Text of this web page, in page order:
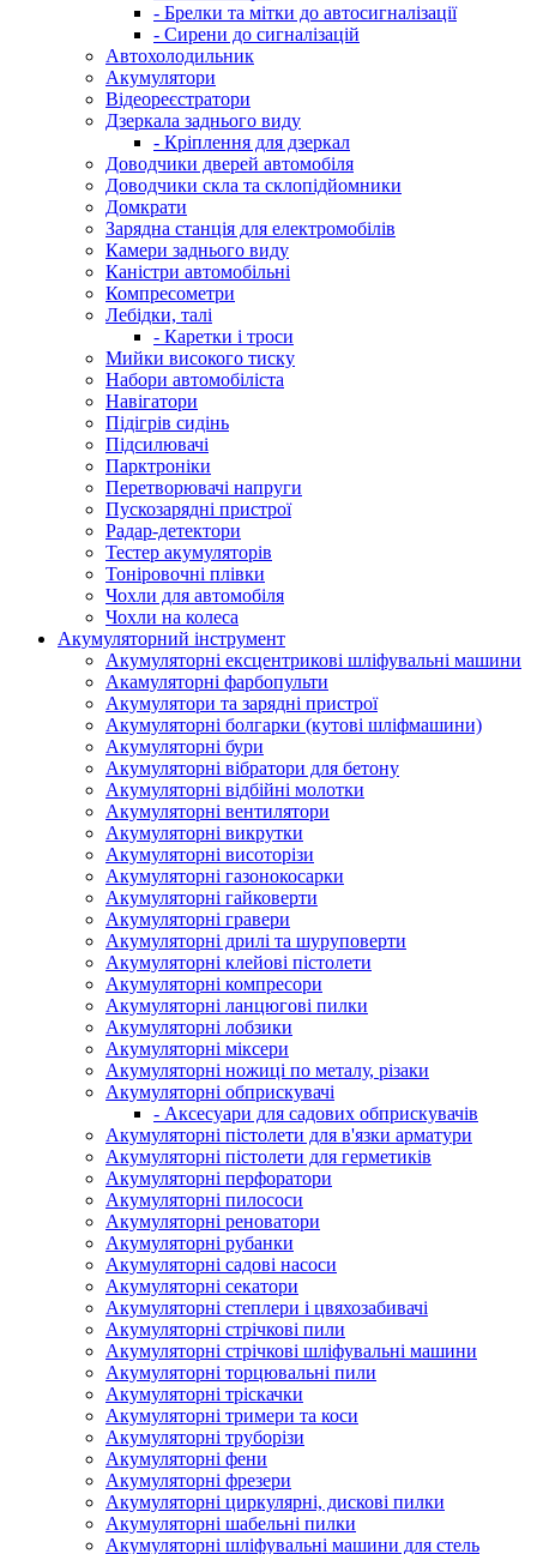
- Брелки та мітки до автосигналізації
- Сирени до сигналізацій
Автохолодильник
Акумулятори
Відеореєстратори
Дзеркала заднього виду
- Кріплення для дзеркал
Доводчики дверей автомобіля
Доводчики скла та склопідйомники
Домкрати
Зарядна станція для електромобілів
Камери заднього виду
Каністри автомобільні
Компресометри
Лебідки, талі
- Каретки і троси
Мийки високого тиску
Набори автомобіліста
Навігатори
Підігрів сидінь
Підсилювачі
Парктроніки
Перетворювачі напруги
Пускозарядні пристрої
Радар-детектори
Тестер акумуляторів
Тоніровочні плівки
Чохли для автомобіля
Чохли на колеса
Акумуляторний інструмент
Акумуляторні ексцентрикові шліфувальні машини
Акамуляторні фарбопульти
Акумулятори та зарядні пристрої
Акумуляторні болгарки (кутові шліфмашини)
Акумуляторні бури
Акумуляторні вібратори для бетону
Акумуляторні відбійні молотки
Акумуляторні вентилятори
Акумуляторні викрутки
Акумуляторні висоторізи
Акумуляторні газонокосарки
Акумуляторні гайковерти
Акумуляторні гравери
Акумуляторні дрилі та шуруповерти
Акумуляторні клейові пістолети
Акумуляторні компресори
Акумуляторні ланцюгові пилки
Акумуляторні лобзики
Акумуляторні міксери
Акумуляторні ножиці по металу, різаки
Акумуляторні обприскувачі
- Аксесуари для садових обприскувачів
Акумуляторні пістолети для в'язки арматури
Акумуляторні пістолети для герметиків
Акумуляторні перфоратори
Акумуляторні пилососи
Акумуляторні реноватори
Акумуляторні рубанки
Акумуляторні садові насоси
Акумуляторні секатори
Акумуляторні степлери і цвяхозабивачі
Акумуляторні стрічкові пили
Акумуляторні стрічкові шліфувальні машини
Акумуляторні торцювальні пили
Акумуляторні тріскачки
Акумуляторні тримери та коси
Акумуляторні труборізи
Акумуляторні фени
Акумуляторні фрезери
Акумуляторні циркулярні, дискові пилки
Акумуляторні шабельні пилки
Акумуляторні шліфувальні машини для стель